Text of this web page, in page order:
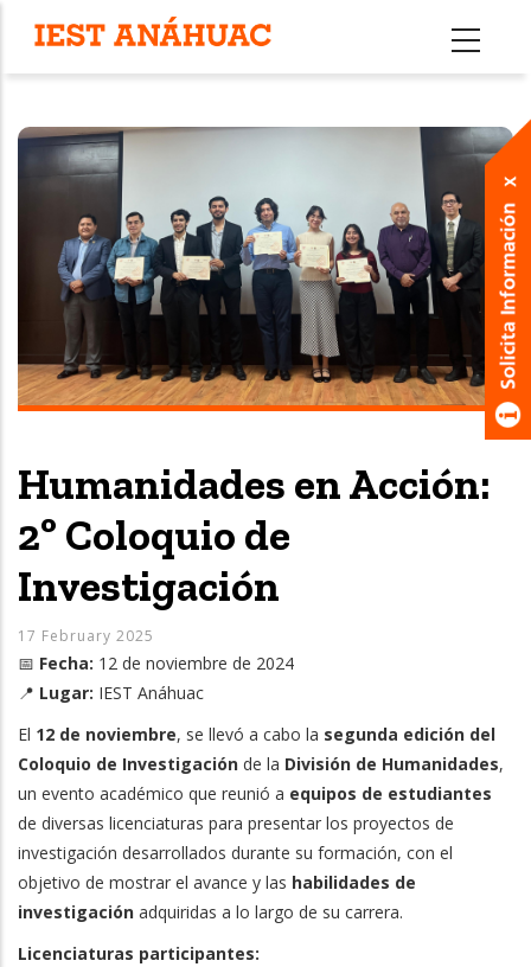
contenido
Humanidades en Acción:
2º Coloquio de
Investigación
17 February 2025
📅 Fecha: 12 de noviembre de 2024
📍 Lugar: IEST Anáhuac
El 12 de noviembre, se llevó a cabo la segunda edición del
Coloquio de Investigación de la División de Humanidades,
un evento académico que reunió a equipos de estudiantes
de diversas licenciaturas para presentar los proyectos de
investigación desarrollados durante su formación, con el
objetivo de mostrar el avance y las habilidades de
investigación adquiridas a lo largo de su carrera.
Licenciaturas participantes: